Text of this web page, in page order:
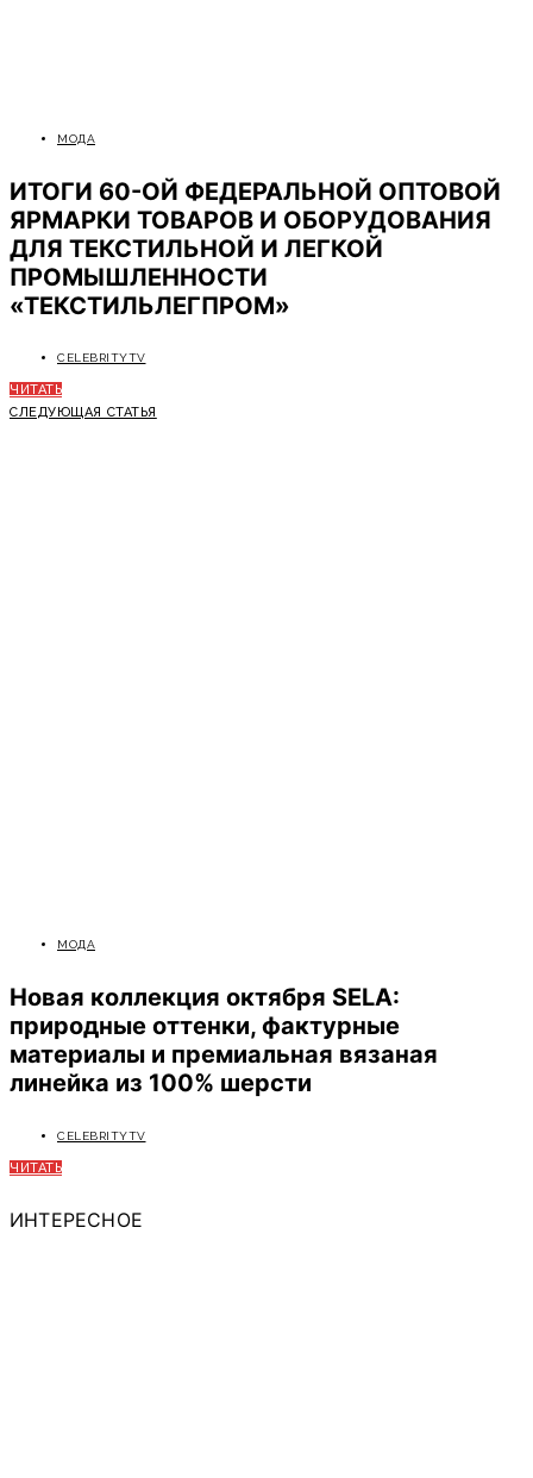
МОДА
ИТОГИ 60-ОЙ ФЕДЕРАЛЬНОЙ ОПТОВОЙ
ЯРМАРКИ ТОВАРОВ И ОБОРУДОВАНИЯ
ДЛЯ ТЕКСТИЛЬНОЙ И ЛЕГКОЙ
ПРОМЫШЛЕННОСТИ
«ТЕКСТИЛЬЛЕГПРОМ»
CELEBRITYTV
ЧИТАТЬ
СЛЕДУЮЩАЯ СТАТЬЯ
МОДА
Новая коллекция октября SELA:
природные оттенки, фактурные
материалы и премиальная вязаная
линейка из 100% шерсти
CELEBRITYTV
ЧИТАТЬ
ИНТЕРЕСНОЕ